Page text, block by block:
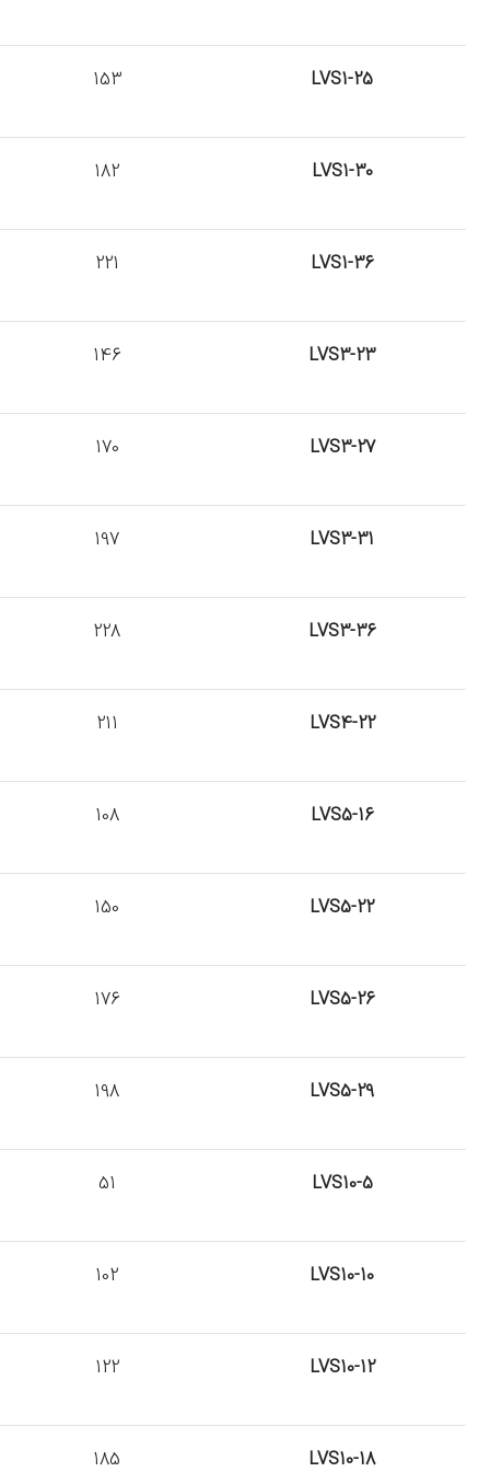
LVS1-25
153
LVS1-30
182
LVS1-36
221
LVS3-23
146
LVS3-27
170
LVS3-31
197
LVS3-36
228
LVS4-22
211
LVS5-16
108
LVS5-22
150
LVS5-26
176
LVS5-29
198
LVS10-5
51
LVS10-10
102
LVS10-12
122
LVS10-18
185